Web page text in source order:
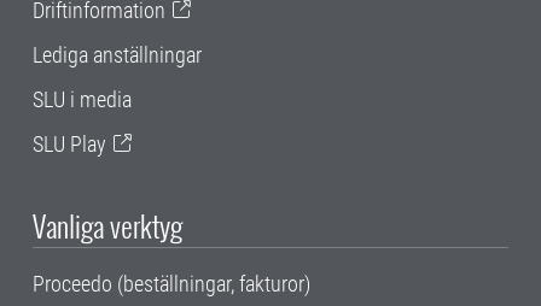
Driftinformation
Lediga anställningar
SLU i media
SLU Play
Vanliga verktyg
Proceedo (beställningar, fakturor)